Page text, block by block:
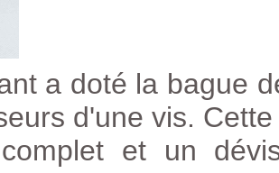
a doté la bague
d'une vis.
et un